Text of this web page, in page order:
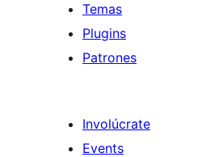
Temas
Plugins
Patrones
Involúcrate
Events